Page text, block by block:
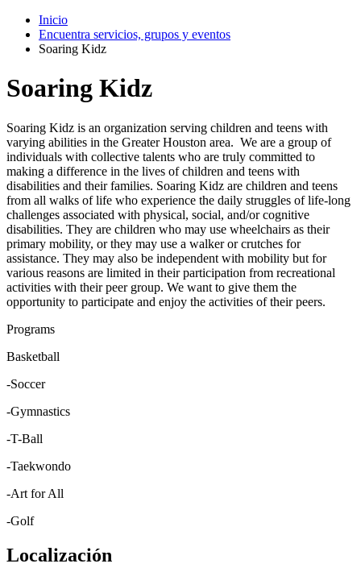
Inicio
Encuentra servicios, grupos y eventos
Soaring Kidz
Soaring Kidz
Soaring Kidz is an organization serving children and teens with
varying abilities in the Greater Houston area. We are a group of
individuals with collective talents who are truly committed to
making a difference in the lives of children and teens with
disabilities and their families. Soaring Kidz are children and teens
from all walks of life who experience the daily struggles of life-long
challenges associated with physical, social, and/or cognitive
disabilities. They are children who may use wheelchairs as their
primary mobility, or they may use a walker or crutches for
assistance. They may also be independent with mobility but for
various reasons are limited in their participation from recreational
activities with their peer group. We want to give them the
opportunity to participate and enjoy the activities of their peers.
Programs
Basketball
-Soccer
-Gymnastics
-T-Ball
-Taekwondo
-Art for All
-Golf
Localización